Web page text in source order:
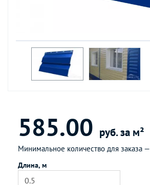
585.00 руб. за м²
Минимальное количество для заказа —
Длина, м